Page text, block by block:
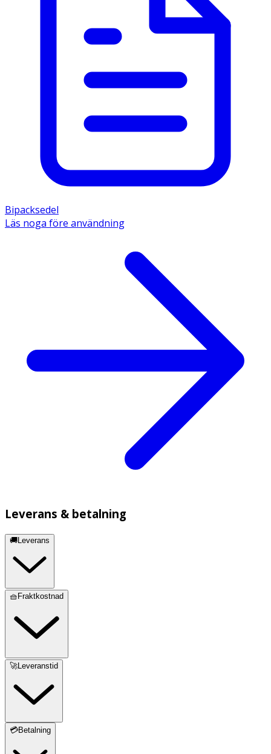
Bipacksedel
Läs noga före användning
Leverans & betalning
🚚Leverans
🧺Fraktkostnad
🚀Leveranstid
💳Betalning